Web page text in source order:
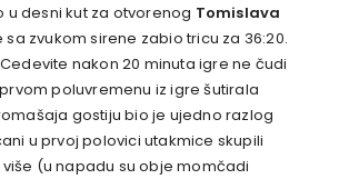
u desni kut za otvorenog Tomislava
sa zvukom sirene zabio tricu za 36:20.
nakon 20 minuta igre ne čudi
poluvremenu iz igre šutirala
gostiju bio je ujedno razlog
u prvoj polovici utakmice skupili
(u napadu su obje momčadi